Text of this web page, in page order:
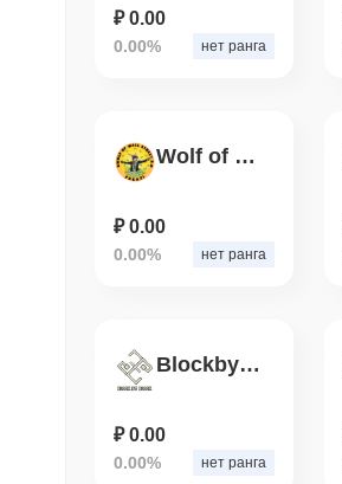
₽ 0.00
0.00% нет ранга
Wolf of Wall Street
₽ 0.00
0.00% нет ранга
BlockbyBlock
₽ 0.00
0.00% нет ранга